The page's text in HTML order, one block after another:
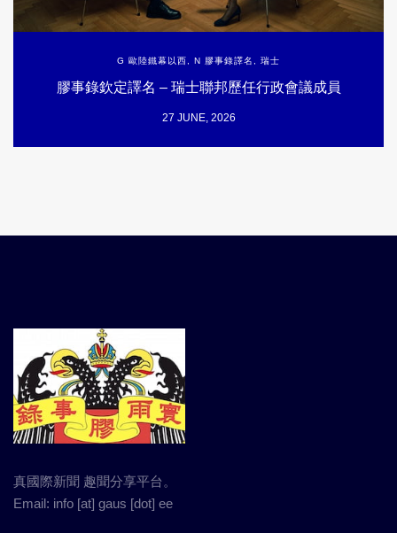
G 歐陸鐵幕以西, N 膠事錄譯名 , 瑞士
膠事錄欽定譯名 – 瑞士聯邦歷任行政會議成員
27 JUNE, 2026
真國際新聞 趣聞分享平台。
Email: info [at] gaus [dot] ee